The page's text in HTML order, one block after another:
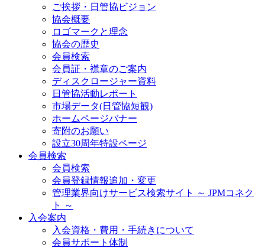
ご挨拶・日管協ビジョン
協会概要
ロゴマークと理念
協会の歴史
会員検索
会員証・襟章のご案内
ディスクロージャー資料
日管協活動レポート
市場データ(日管協短観)
ホームページバナー
寄附のお願い
設立30周年特設ページ
会員検索
会員検索
会員登録情報追加・変更
管理業界向けサービス検索サイト ～ JPMコネク
ト ～
入会案内
入会資格・費用・手続きについて
会員サポート体制